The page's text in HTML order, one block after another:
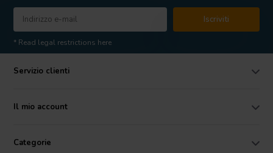
Iscriviti
* Read legal restrictions here
Servizio clienti
Il mio account
Categorie